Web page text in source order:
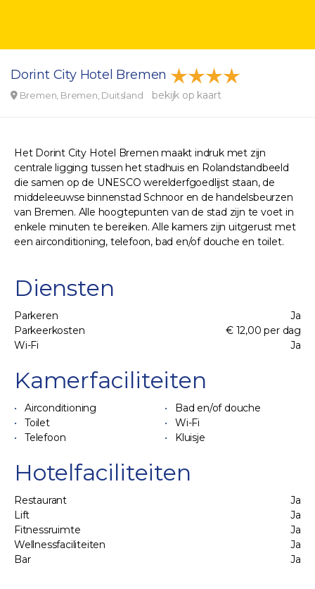
Dorint City Hotel Bremen
Bremen, Bremen, Duitsland bekijk op kaart
Het Dorint City Hotel Bremen maakt indruk met zijn
centrale ligging tussen het stadhuis en Rolandstandbeeld
die samen op de UNESCO werelderfgoedlijst staan, de
middeleeuwse binnenstad Schnoor en de handelsbeurzen
van Bremen. Alle hoogtepunten van de stad zijn te voet in
enkele minuten te bereiken. Alle kamers zijn uitgerust met
een airconditioning, telefoon, bad en/of douche en toilet.
Diensten
Parkeren
Ja
Parkeerkosten
€ 12,00 per dag
Wi-Fi
Ja
Kamerfaciliteiten
Airconditioning
Bad en/of douche
Toilet
Wi-Fi
Telefoon
Kluisje
Hotelfaciliteiten
Restaurant
Ja
Lift
Ja
Fitnessruimte
Ja
Wellnessfaciliteiten
Ja
Bar
Ja